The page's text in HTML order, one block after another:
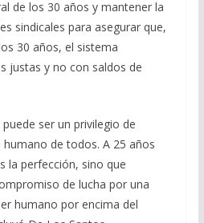
de los 30 años y mantener la
sindicales para asegurar que,
30 años, el sistema
justas y no con saldos de
ser un privilegio de
de todos. A 25 años
la perfección, sino que
de lucha por una
humano por encima del